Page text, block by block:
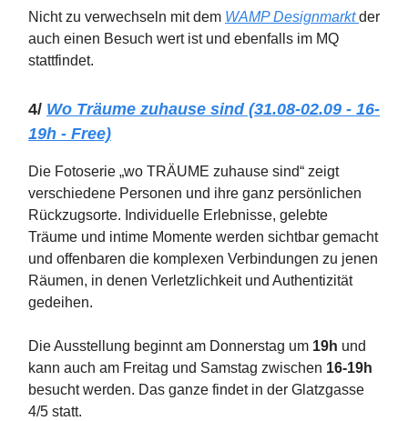
Nicht zu verwechseln mit dem WAMP Designmarktder
auch einen Besuch wert ist und ebenfalls im MQ
stattfindet.
4/ Wo Träume zuhause sind (31.08-02.09 - 16-
19h - Free)
Die Fotoserie „wo TRÄUME zuhause sind“ zeigt
verschiedene Personen und ihre ganz persönlichen
Rückzugsorte. Individuelle Erlebnisse, gelebte
Träume und intime Momente werden sichtbar gemacht
und offenbaren die komplexen Verbindungen zu jenen
Räumen, in denen Verletzlichkeit und Authentizität
gedeihen.
Die Ausstellung beginnt am Donnerstag um 19h und
kann auch am Freitag und Samstag zwischen 16-19h
besucht werden. Das ganze findet in der Glatzgasse
4/5 statt.